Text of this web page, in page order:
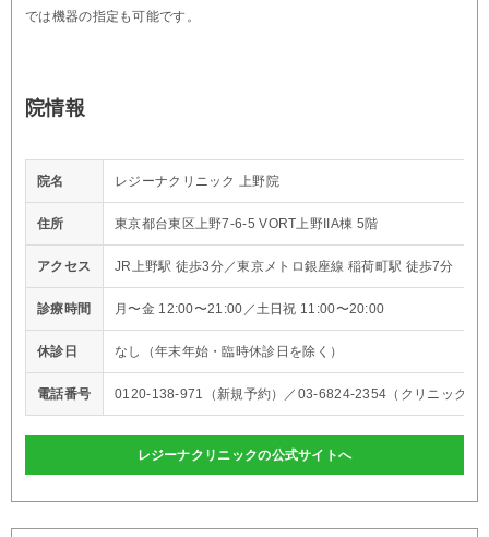
では機器の指定も可能です。
院情報
院名 レジーナクリニック 上野院
住所 東京都台東区上野7-6-5 VORT上野IIA棟 5階
アクセス JR上野駅 徒歩3分／東京メトロ銀座線 稲荷町駅 徒歩7分
診療時間 月〜金 12:00〜21:00／土日祝 11:00〜20:00
休診日 なし（年末年始・臨時休診日を除く）
電話番号 0120-138-971（新規予約）／03-6824-2354（クリニック直
レジーナクリニックの公式サイトへ